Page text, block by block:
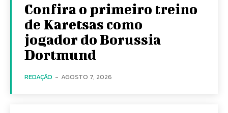
Confira o primeiro treino
de Karetsas como
jogador do Borussia
Dortmund
REDAÇÃO - AGOSTO 7, 2026